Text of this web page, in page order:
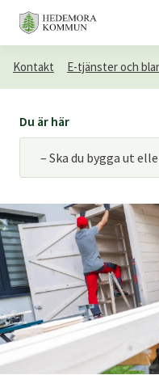
Kontakt E-tjänster och
Du är här